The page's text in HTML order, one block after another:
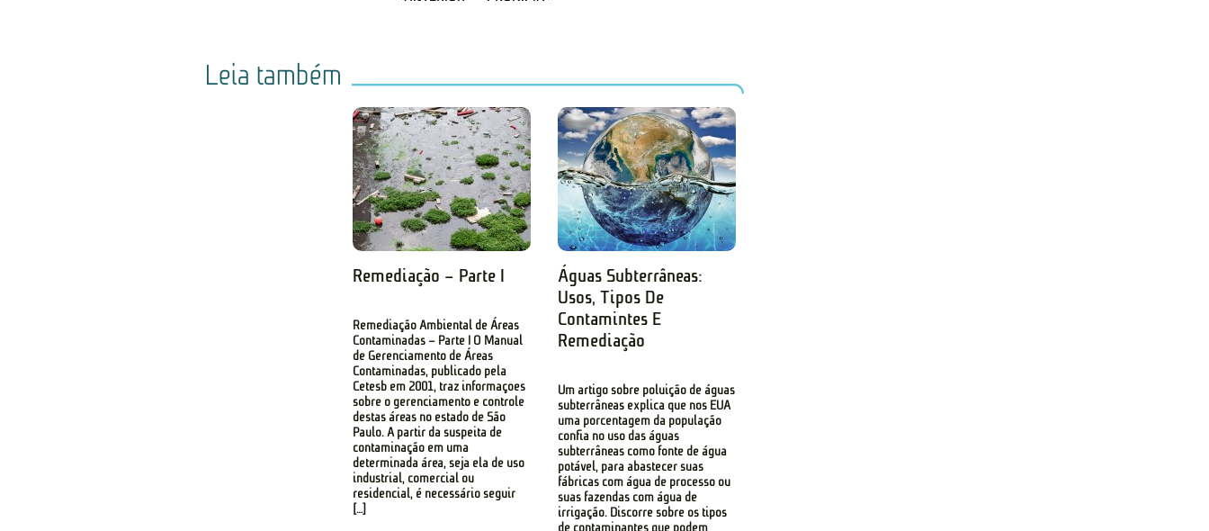
Leia também
Remediação – Parte I
Remediação Ambiental de Áreas
Contaminadas – Parte I O Manual
de Gerenciamento de Áreas
Contaminadas, publicado pela
Cetesb em 2001, traz informações
sobre o gerenciamento e controle
destas áreas no estado de São
Paulo. A partir da suspeita de
contaminação em uma
determinada área, seja ela de uso
industrial, comercial ou
residencial, é necessário seguir
[…]
Águas Subterrâneas:
Usos, Tipos De
Contamintes E
Remediação
Um artigo sobre poluição de águas
subterrâneas explica que nos EUA
uma porcentagem da população
confia no uso das águas
subterrâneas como fonte de água
potável, para abastecer suas
fábricas com água de processo ou
suas fazendas com água de
irrigação. Discorre sobre os tipos
de contaminantes que podem